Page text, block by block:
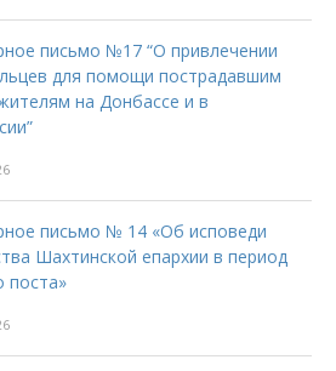
письмо №17 “О привлечении
для помощи пострадавшим
на Донбассе и в
письмо № 14 «Об исповеди
Шахтинской епархии в период
поста»